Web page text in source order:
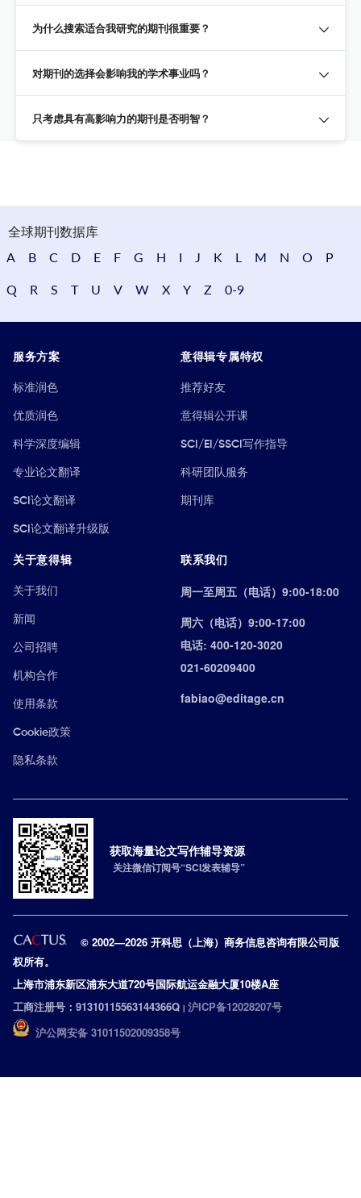
为什么搜索适合我研究的期刊很重要？
对期刊的选择会影响我的学术事业吗？
只考虑具有高影响力的期刊是否明智？
全球期刊数据库
A
B C D E F G H I J K L M N O P
Q R S T U V W X Y Z 0-9